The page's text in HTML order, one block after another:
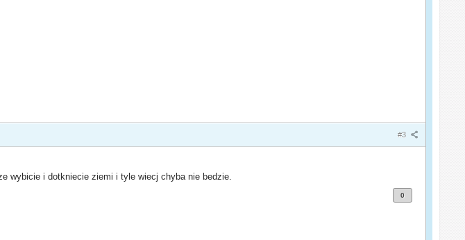
#3
wybicie i dotkniecie ziemi i tyle wiecj chyba nie bedzie.
0